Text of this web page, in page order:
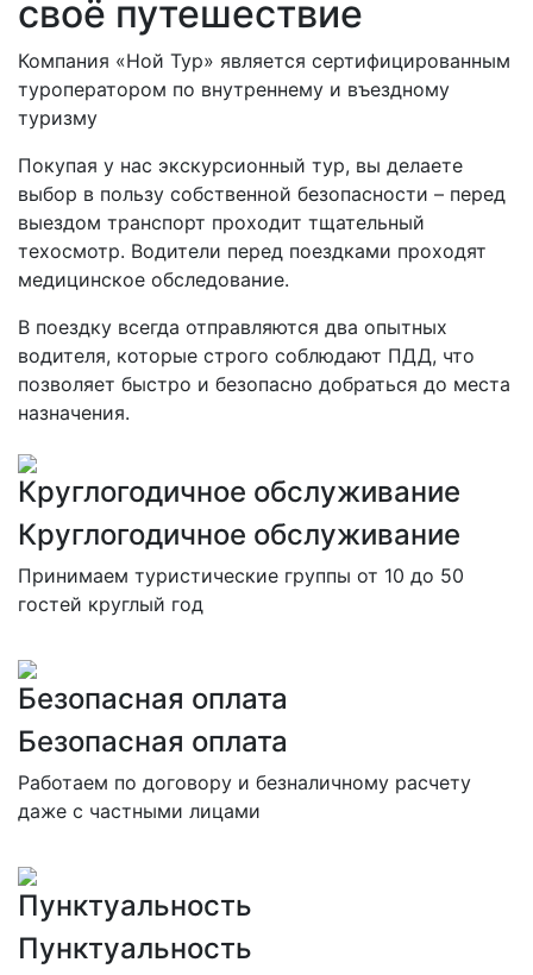
своё путешествие
Компания «Ной Тур» является сертифицированным
туроператором по внутреннему и въездному
туризму
Покупая у нас экскурсионный тур, вы делаете
выбор в пользу собственной безопасности – перед
выездом транспорт проходит тщательный
техосмотр. Водители перед поездками проходят
медицинское обследование.
В поездку всегда отправляются два опытных
водителя, которые строго соблюдают ПДД, что
позволяет быстро и безопасно добраться до места
назначения.
Круглогодичное обслуживание
Круглогодичное обслуживание
Принимаем туристические группы от 10 до 50
гостей круглый год
Безопасная оплата
Безопасная оплата
Работаем по договору и безналичному расчету
даже с частными лицами
Пунктуальность
Пунктуальность